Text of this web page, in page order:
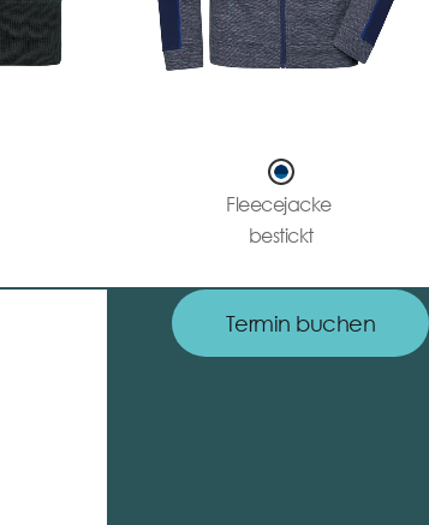
Fleecejacke
bestickt
Termin buchen